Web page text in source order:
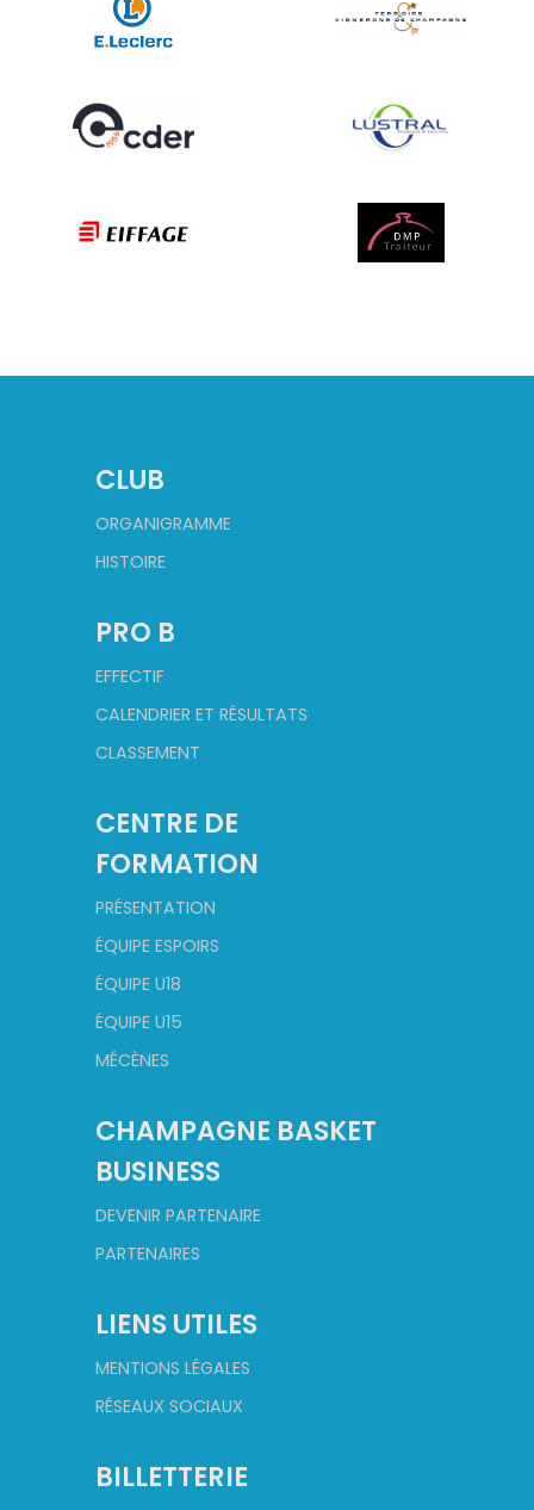
CLUB
ORGANIGRAMME
HISTOIRE
PRO B
EFFECTIF
CALENDRIER ET RÉSULTATS
CLASSEMENT
CENTRE DE
FORMATION
PRÉSENTATION
ÉQUIPE ESPOIRS
ÉQUIPE U18
ÉQUIPE U15
MÉCÈNES
CHAMPAGNE BASKET
BUSINESS
DEVENIR PARTENAIRE
PARTENAIRES
LIENS UTILES
MENTIONS LÉGALES
RÉSEAUX SOCIAUX
BILLETTERIE